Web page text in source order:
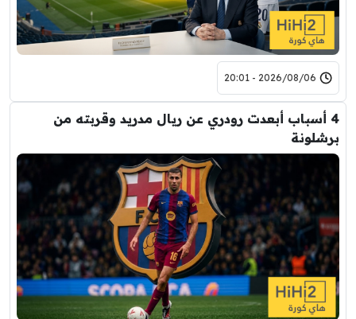
2026/08/06 - 20:01
4 أسباب أبعدت رودري عن ريال مدريد وقربته من
برشلونة